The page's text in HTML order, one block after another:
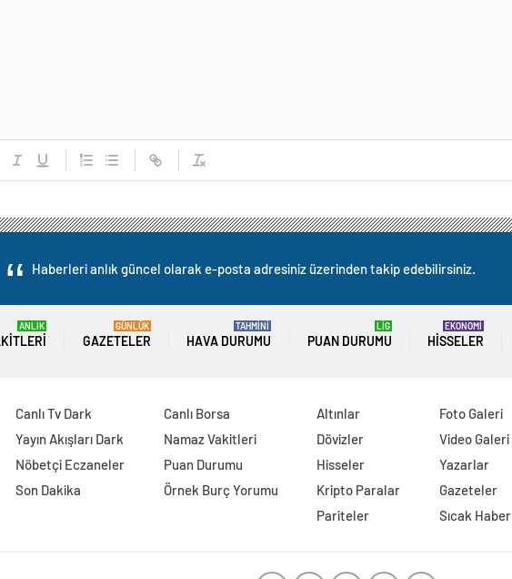
Haberleri anlık güncel olarak e-posta adresiniz üzerinden takip edebilirsiniz.
ANLIK
GAZETELER
GÜNLÜK
HAVA DURUMU
TAHMİNİ
PUAN DURUMU
LİG
HISSELER
EKONOMİ
Canlı Tv Dark
Yayın Akışları Dark
Nöbetçi Eczaneler
Son Dakika
Canlı Borsa
Namaz Vakitleri
Puan Durumu
Örnek Burç Yorumu
Altınlar
Dövizler
Hisseler
Kripto Paralar
Pariteler
Foto Galeri
Video Galeri
Yazarlar
Gazeteler
Sıcak Haber